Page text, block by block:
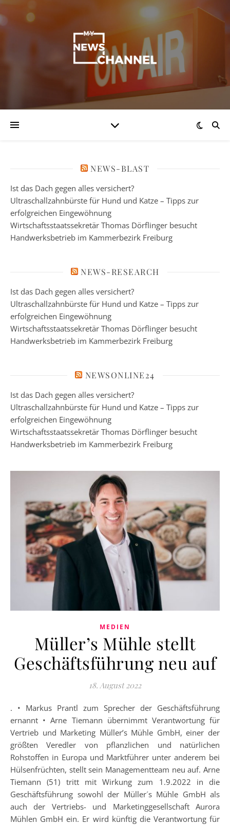
NEWS-BLAST
Ist das Dach gegen alles versichert?
Ultraschallzahnbürste für Hund und Katze – Tipps zur
erfolgreichen Eingewöhnung
Wirtschaftsstaatssekretär Thomas Dörflinger besucht
Handwerksbetrieb im Kammerbezirk Freiburg
NEWS-RESEARCH
Ist das Dach gegen alles versichert?
Ultraschallzahnbürste für Hund und Katze – Tipps zur
erfolgreichen Eingewöhnung
Wirtschaftsstaatssekretär Thomas Dörflinger besucht
Handwerksbetrieb im Kammerbezirk Freiburg
NEWSONLINE24
Ist das Dach gegen alles versichert?
Ultraschallzahnbürste für Hund und Katze – Tipps zur
erfolgreichen Eingewöhnung
Wirtschaftsstaatssekretär Thomas Dörflinger besucht
Handwerksbetrieb im Kammerbezirk Freiburg
MEDIEN
Müller’s Mühle stellt
Geschäftsführung neu auf
18. August 2022
. • Markus Prantl zum Sprecher der Geschäftsführung
ernannt • Arne Tiemann übernimmt Verantwortung für
Vertrieb und Marketing Müller’s Mühle GmbH, einer der
größten Veredler von pflanzlichen und natürlichen
Rohstoffen in Europa und Marktführer unter anderem bei
Hülsenfrüchten, stellt sein Managementteam neu auf. Arne
Tiemann (51) tritt mit Wirkung zum 1.9.2022 in die
Geschäftsführung sowohl der Müller´s Mühle GmbH als
auch der Vertriebs- und Marketinggesellschaft Aurora
Mühlen GmbH ein. Er wird künftig die Verantwortung für